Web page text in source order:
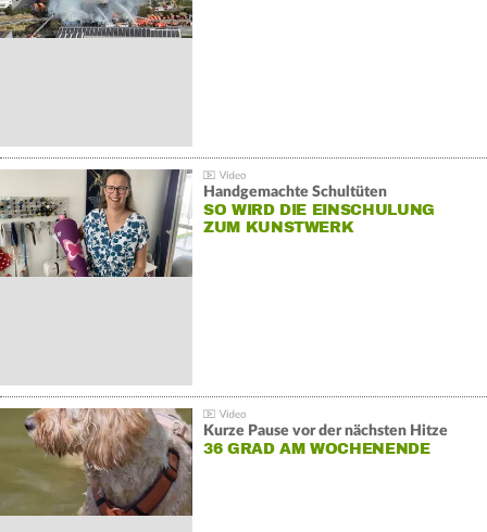
Handgemachte Schultüten
SO WIRD DIE EINSCHULUNG
ZUM KUNSTWERK
Kurze Pause vor der nächsten Hitze
36 GRAD AM WOCHENENDE